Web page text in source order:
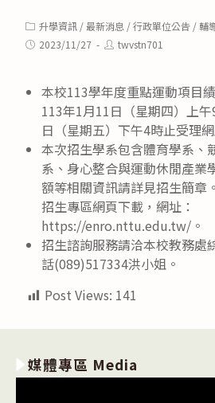
Post
category:
升學資訊 /最新消息 /行政單位公告 /輔
Post2023/11/27
Posttwvstn701
本校113學年度重點運動項目
113年1月11日（星期四）上
日（星期五）下午4時止受理
本次招生學系包含體育學系、
系、身心整合與運動休閒產業
額等相關資訊請詳見招生簡章
招生專區網頁下載，網址：
https://enro.nttu.edu.tw/。
招生諮詢服務請洽本校教務處
話(089)517334洪小姐。
Post Views: 141
媒體專區 Media